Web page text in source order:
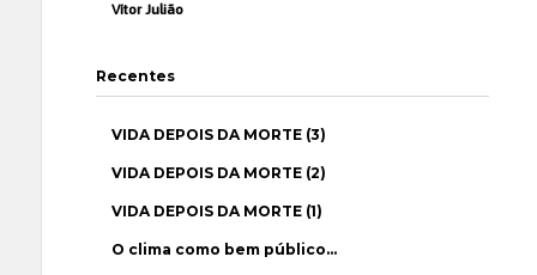
Vítor Julião
Recentes
VIDA DEPOIS DA MORTE (3)
VIDA DEPOIS DA MORTE (2)
VIDA DEPOIS DA MORTE (1)
O clima como bem público…